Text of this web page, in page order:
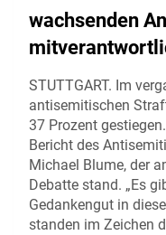
wachsenden
STUTTGART. Im
antisemitischen
37 Prozent
Bericht des
Michael Blume, der
Debatte stand. „Es
Gedankengut in
standen im Zeichen